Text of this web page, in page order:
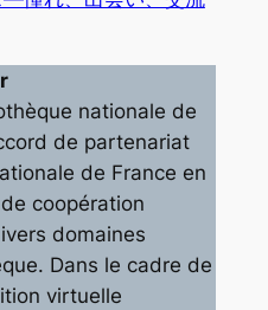
nationale de
de partenariat
de France en
coopération
domaines
Dans le cadre de
virtuelle